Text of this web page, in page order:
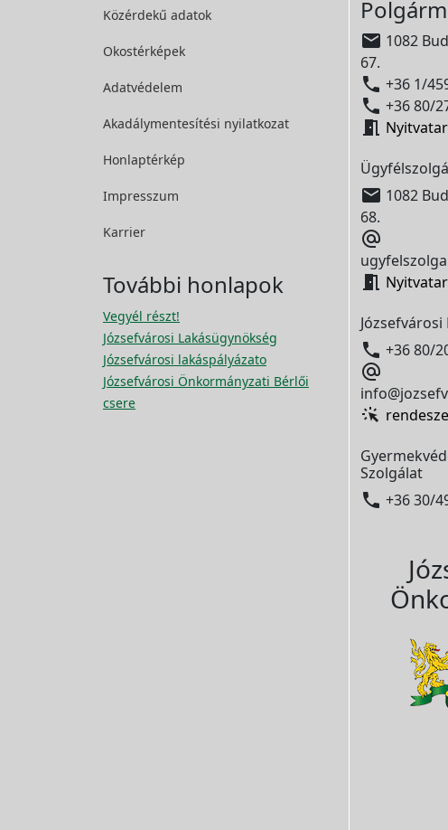
Közérdekű adatok
Okostérképek
Adatvédelem
Akadálymentesítési nyilatkozat
Honlaptérkép
Impresszum
Karrier
További honlapok
Vegyél részt!
Józsefvárosi Lakásügynökség
Józsefvárosi lakáspályázato
Józsefvárosi Önkormányzati Bérlői
csere
 1082
67.
 +36 1/
 +36 80/

 1082
68.


 +36 80/

Szolgálat
 +36 30/